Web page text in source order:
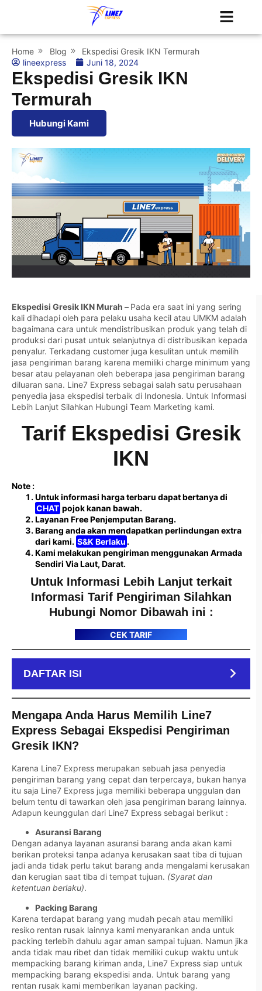
Home Blog
Ekspedisi Gresik IKN Termurah
lineexpress
Juni 18, 2024
Ekspedisi Gresik IKN
Termurah
Hubungi Kami
Ekspedisi Gresik IKN Murah – Pada era saat ini yang sering
kali dihadapi oleh para pelaku usaha kecil atau UMKM adalah
bagaimana cara untuk mendistribusikan produk yang telah di
produksi dari pusat untuk selanjutnya di distribusikan kepada
penyalur. Terkadang customer juga kesulitan untuk memilih
jasa pengiriman barang karena memiliki charge minimum yang
besar atau pelayanan oleh beberapa jasa pengiriman barang
diluaran sana. Line7 Express sebagai salah satu perusahaan
penyedia jasa ekspedisi terbaik di Indonesia. Untuk Informasi
Lebih Lanjut Silahkan Hubungi Team Marketing kami.
Tarif Ekspedisi Gresik
IKN
Note :
Untuk informasi harga terbaru dapat bertanya di
CHAT pojok kanan bawah.
Layanan Free Penjemputan Barang.
Barang anda akan mendapatkan perlindungan extra
dari kami. S&K Berlaku .
Kami melakukan pengiriman menggunakan Armada
Sendiri Via Laut, Darat.
Untuk Informasi Lebih Lanjut terkait
Informasi Tarif Pengiriman Silahkan
Hubungi Nomor Dibawah ini :
CEK TARIF
DAFTAR ISI
Mengapa Anda Harus Memilih Line7
Express Sebagai Ekspedisi Pengiriman
Gresik IKN?
Karena Line7 Express merupakan sebuah jasa penyedia
pengiriman barang yang cepat dan terpercaya, bukan hanya
itu saja Line7 Express juga memiliki beberapa unggulan dan
belum tentu di tawarkan oleh jasa pengiriman barang lainnya.
Adapun keunggulan dari Line7 Express sebagai berikut :
Asuransi Barang
Dengan adanya layanan asuransi barang anda akan kami
berikan proteksi tanpa adanya kerusakan saat tiba di tujuan
jadi anda tidak perlu takut barang anda mengalami kerusakan
dan kerugian saat tiba di tempat tujuan. (Syarat dan
ketentuan berlaku).
Packing Barang
Karena terdapat barang yang mudah pecah atau memiliki
resiko rentan rusak lainnya kami menyarankan anda untuk
packing terlebih dahulu agar aman sampai tujuan. Namun jika
anda tidak mau ribet dan tidak memiliki cukup waktu untuk
mempacking barang kiriman anda, Line7 Express siap untuk
mempacking barang ekspedisi anda. Untuk barang yang
rentan rusak kami memberikan layanan packing.